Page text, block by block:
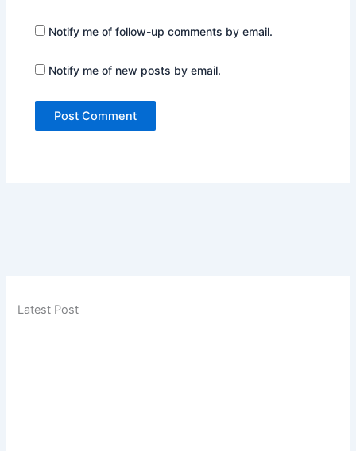
Notify me of follow-up comments by email.
Notify me of new posts by email.
Latest Post